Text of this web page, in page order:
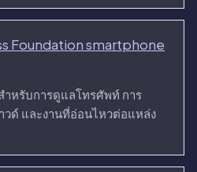
Foundation smartphone
หรับการดูแลโทรศัพท์ การ
วด์ และงานที่อ่อนไหวต่อแหล่ง